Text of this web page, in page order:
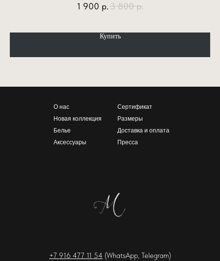
1 900 р.3 800 р.
Купить
О нас
Новая коллекция
Белье
Аксессуары
Сертификат
Размеры
Доставка и оплата
Пресса
+7 916 477 11 54 (WhatsApp, Telegram)